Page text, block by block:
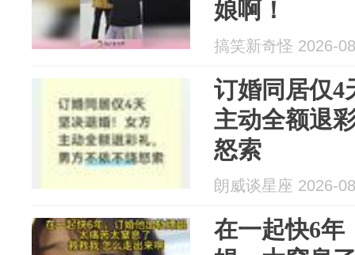
娘啊！
搞笑新奇怪 2026-
订婚同居仅4
主动全额退
怒索
朗威谈星座 2026-
在一起快6年